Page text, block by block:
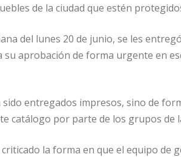
de la ciudad que estén
del lunes 20 de junio, se les
su aprobación de forma urgente en
entregados impresos, sino de
catálogo por parte de los grupos de
la forma en que el equipo de